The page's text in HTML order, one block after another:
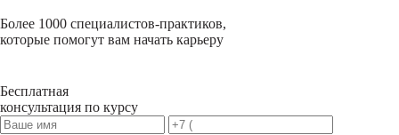
Более 1000 специалистов-практиков,
которые помогут вам начать карьеру
Бесплатная
консультация по курсу